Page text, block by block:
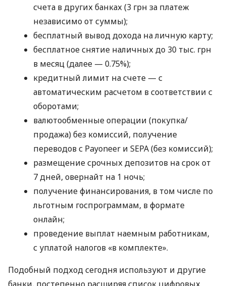
счета в других банках (3 грн за платеж
независимо от суммы);
бесплатный вывод дохода на личную карту;
бесплатное снятие наличных до 30 тыс. грн
в месяц (далее — 0.75%);
кредитный лимит на счете — с
автоматическим расчетом в соответствии с
оборотами;
валютообменные операции (покупка/
продажа) без комиссий, получение
переводов с Payoneer и SEPA (без комиссий);
размещение срочных депозитов на срок от
7 дней, овернайт на 1 ночь;
получение финансирования, в том числе по
льготным госпрограммам, в формате
онлайн;
проведение выплат наемным работникам,
с уплатой налогов «в комплекте».
Подобный подход сегодня используют и другие